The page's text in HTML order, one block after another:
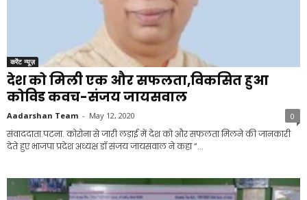
करेंट न्यूज़
देश को मिली एक और सफलता,विकसित हुआ
कोविड कवच-संजय जायसवाल
Aadarshan Team - May 12, 2020 0
संवाददाता.पटना. कोरोना से जारी लड़ाई में देश को और सफलता मिलने की जानकारी
देते हुए भाजपा प्रदेश अध्यक्ष डॉ संजय जायसवाल ने कहा “...